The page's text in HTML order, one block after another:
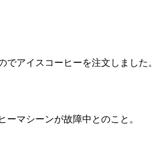
でアイスコーヒーを注文しました。
ーマシーンが故障中とのこと。